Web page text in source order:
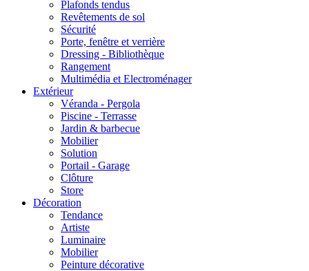
Plafonds tendus
Revêtements de sol
Sécurité
Porte, fenêtre et verrière
Dressing - Bibliothèque
Rangement
Multimédia et Electroménager
Extérieur
Véranda - Pergola
Piscine - Terrasse
Jardin & barbecue
Mobilier
Solution
Portail - Garage
Clôture
Store
Décoration
Tendance
Artiste
Luminaire
Mobilier
Peinture décorative